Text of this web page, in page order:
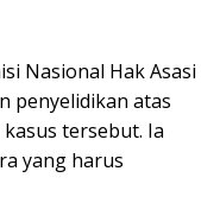
Nasional Hak Asasi
penyelidikan atas
tersebut. Ia
yang harus